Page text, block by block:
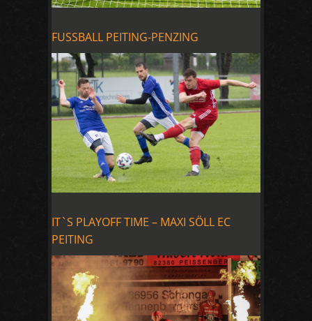
FUSSBALL PEITING-PENZING
IT`S PLAYOFF TIME – MAXI SÖLL EC
PEITING